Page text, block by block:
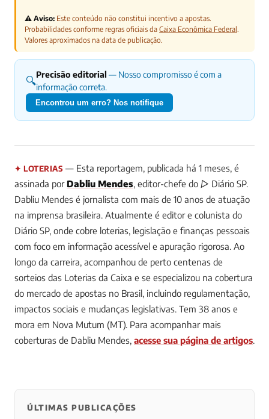
⚠️ Aviso: Este conteúdo não constitui incentivo a apostas.
Probabilidades conforme regras oficiais da Caixa Econômica Federal.
Valores aproximados na data de publicação.
🔍Precisão editorial — Nosso compromisso é com a
informação correta.
Encontrou um erro? Nos notifique
✦ LOTERIAS — Esta reportagem, publicada há 1 meses, é
assinada por Dabliu Mendes, editor-chefe do ▷ Diário SP.
Dabliu Mendes é jornalista com mais de 10 anos de atuação
na imprensa brasileira. Atualmente é editor e colunista do
Diário SP, onde cobre loterias, legislação e finanças pessoais
com foco em informação acessível e apuração rigorosa. Ao
longo da carreira, acompanhou de perto centenas de
sorteios das Loterias da Caixa e se especializou na cobertura
do mercado de apostas no Brasil, incluindo regulamentação,
impactos sociais e mudanças legislativas. Tem 38 anos e
mora em Nova Mutum (MT). Para acompanhar mais
coberturas de Dabliu Mendes, acesse sua página de artigos.
0 0 0
ÚLTIMAS PUBLICAÇÕES